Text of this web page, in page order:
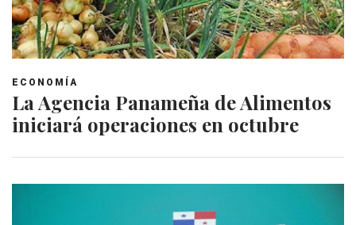
ECONOMÍA
La Agencia Panameña de Alimentos
iniciará operaciones en octubre